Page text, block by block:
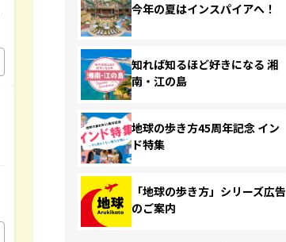
今年の夏はインスパイアへ！
知れば知るほど好きになる 湘
南・江の島
地球の歩き方45周年記念 イン
ド特集
「地球の歩き方」シリーズ広告
のご案内